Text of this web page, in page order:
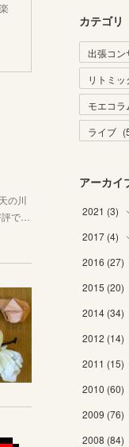
の川
で…
カテゴリ
出張コン
リトミッ
モエコラ
ライブ (
アーカイ
2021 (3)
(
)
(2
2017 (4)
(2
(2
2016 (27)
(6
(6
(2
(1
(2
(1
(4
2015 (20)
(5
(2
(1
(1
(1
(2
2014 (34)
(4
(6
(2
(1
(3
2012 (14)
(1
(2
(5
(6
2011 (15)
(3
(3
(1
2010 (60)
(2
(2
2009 (76)
(2
2008 (84)